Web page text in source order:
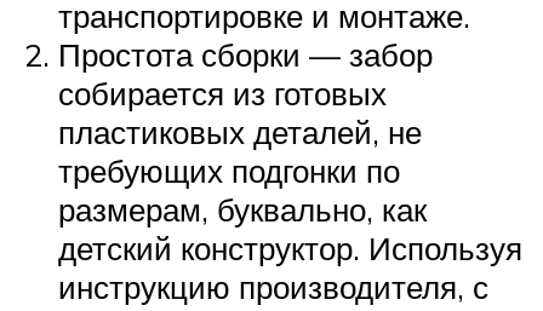
транспортировке и монтаже.
Простота сборки — забор
собирается из готовых
пластиковых деталей, не
требующих подгонки по
размерам, буквально, как
детский конструктор. Используя
инструкцию производителя, с